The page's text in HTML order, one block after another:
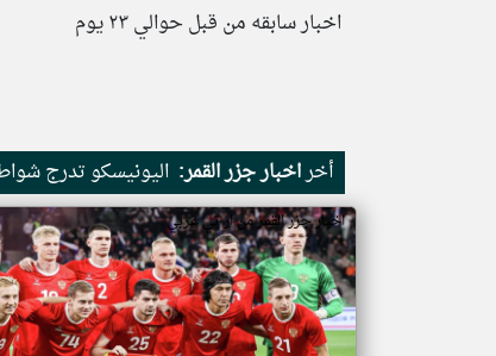
اخبار سابقه من قبل حوالي ٢٣ يوم
أخراخبار جزر القمر: اليونيسكو تدرج
اخبار جزر القمر من ار تي عربي